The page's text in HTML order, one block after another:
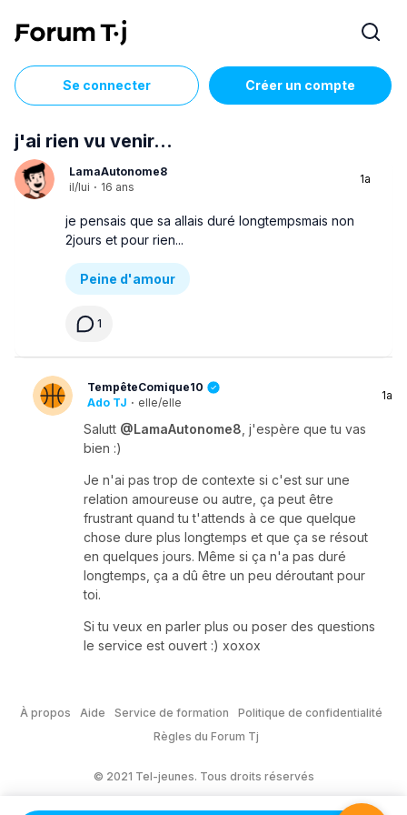
Se connecter Créer un compte
j'ai rien vu venir...
LamaAutonome8
il/lui · 16 ans
1a
je pensais que sa allais duré longtempsmais non
2jours et pour rien...
Peine d'amour
1
TempêteComique10
Ado TJ · elle/elle
1a
Salutt @LamaAutonome8 , j'espère que tu vas
bien :)
Je n'ai pas trop de contexte si c'est sur une
relation amoureuse ou autre, ça peut être
frustrant quand tu t'attends à ce que quelque
chose dure plus longtemps et que ça se résout
en quelques jours. Même si ça n'a pas duré
longtemps, ça a dû être un peu déroutant pour
toi.
Si tu veux en parler plus ou poser des questions
le service est ouvert :) xoxox
À propos Aide Service de formation
Politique de confidentialité
Règles du Forum Tj
© 2021 Tel-jeunes. Tous droits réservés